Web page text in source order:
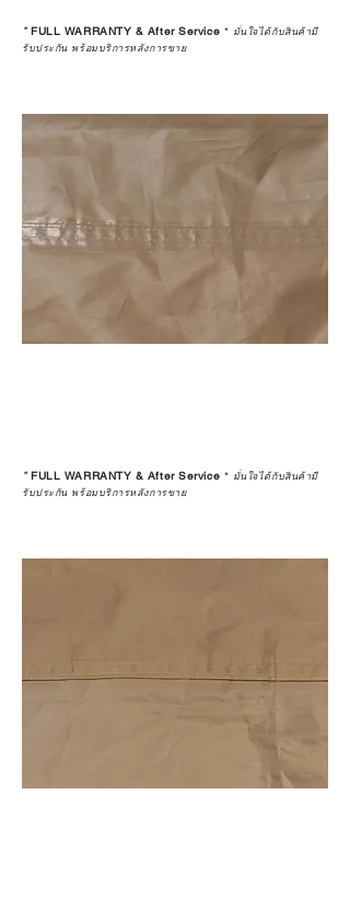
*FULL WARRANTY & After Service * มั่นใจได้กับสินค้ามี
รับประกัน พร้อมบริการหลังการขาย
*FULL WARRANTY & After Service * มั่นใจได้กับสินค้ามี
รับประกัน พร้อมบริการหลังการขาย